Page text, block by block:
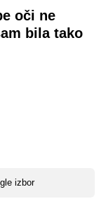
oči ne
bila tako
izbor